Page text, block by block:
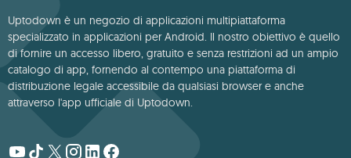
Uptodown è un negozio di applicazioni multipiattaforma
specializzato in applicazioni per Android. Il nostro obiettivo è quello
di fornire un accesso libero, gratuito e senza restrizioni ad un ampio
catalogo di app, fornendo al contempo una piattaforma di
distribuzione legale accessibile da qualsiasi browser e anche
attraverso l'app ufficiale di Uptodown.